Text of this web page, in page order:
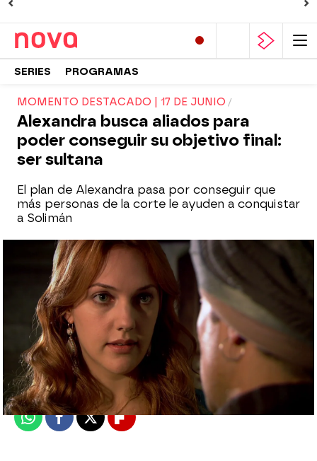
SERIES PROGRAMAS
MOMENTO DESTACADO | 17 DE JUNIO
Alexandra busca aliados para
poder conseguir su objetivo final:
ser sultana
El plan de Alexandra pasa por conseguir que
más personas de la corte le ayuden a conquistar
a Solimán
Nova
Madrid
Publicado:17 de junio de 2022, 22:04
WhatsappFacebook
X Flipboard